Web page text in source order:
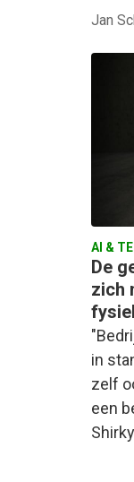
Jan
AI &
De
zich
in
zelf
een